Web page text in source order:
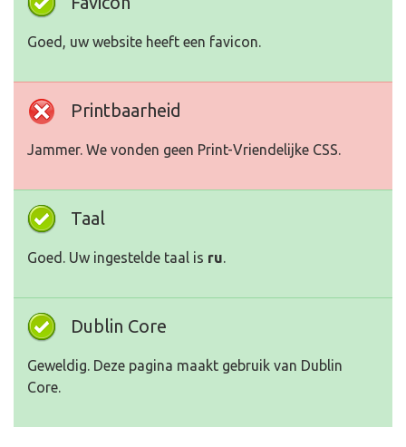
Goed, uw website heeft een favicon.
Printbaarheid
Jammer. We vonden geen Print-Vriendelijke CSS.
Taal
Goed. Uw ingestelde taal is ru.
Dublin Core
Geweldig. Deze pagina maakt gebruik van Dublin
Core.